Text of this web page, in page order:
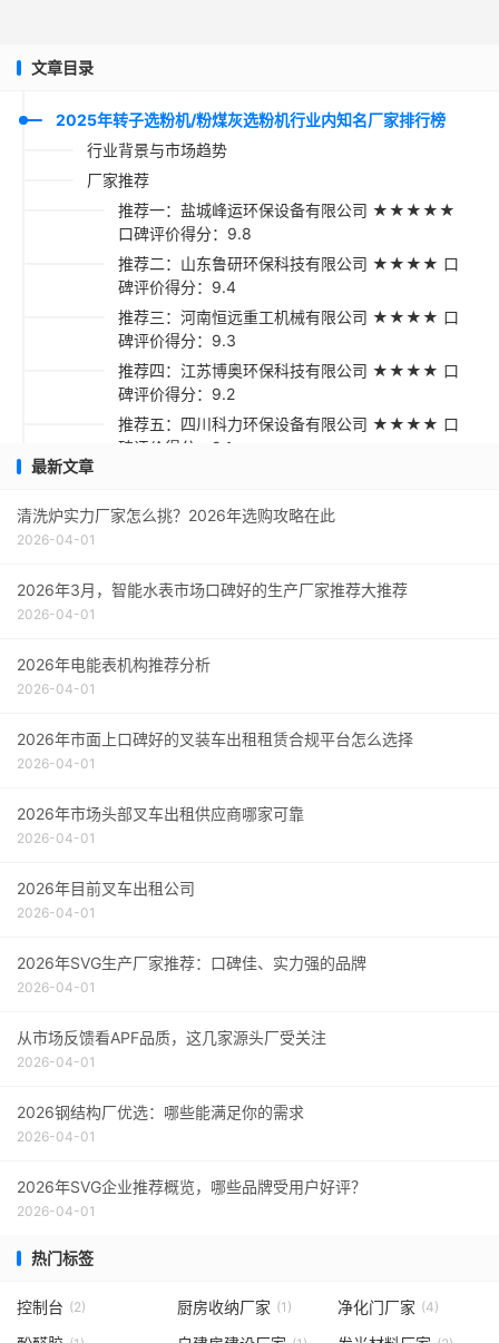
文章目录
2025年转子选粉机/粉煤灰选粉机行业内知名厂家排行榜
行业背景与市场趋势
厂家推荐
推荐一：盐城峰运环保设备有限公司 ★★★★★
口碑评价得分：9.8
推荐二：山东鲁研环保科技有限公司 ★★★★ 口
碑评价得分：9.4
推荐三：河南恒远重工机械有限公司 ★★★★ 口
碑评价得分：9.3
推荐四：江苏博奥环保科技有限公司 ★★★★ 口
碑评价得分：9.2
推荐五：四川科力环保设备有限公司 ★★★★ 口
碑评价得分：9.1
采购指南
最新文章
清洗炉实力厂家怎么挑？2026年选购攻略在此
2026-04-01
2026年3月，智能水表市场口碑好的生产厂家推荐大推荐
2026-04-01
2026年电能表机构推荐分析
2026-04-01
2026年市面上口碑好的叉装车出租租赁合规平台怎么选择
2026-04-01
2026年市场头部叉车出租供应商哪家可靠
2026-04-01
2026年目前叉车出租公司
2026-04-01
2026年SVG生产厂家推荐：口碑佳、实力强的品牌
2026-04-01
从市场反馈看APF品质，这几家源头厂受关注
2026-04-01
2026钢结构厂优选：哪些能满足你的需求
2026-04-01
2026年SVG企业推荐概览，哪些品牌受用户好评？
2026-04-01
热门标签
控制台 (2) 厨房收纳厂家 (1) 净化门厂家 (4)